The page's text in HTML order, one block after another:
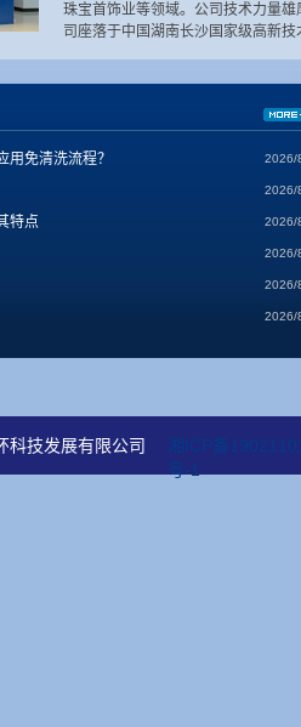
珠宝首饰业等领域。公司技术力量
司座落于中国湖南长沙国家级高新
2026/
用免清洗流程？
2026/
2026/
特点
2026/
2026/
2026/
湘ICP备
号-1
技发展有限公司